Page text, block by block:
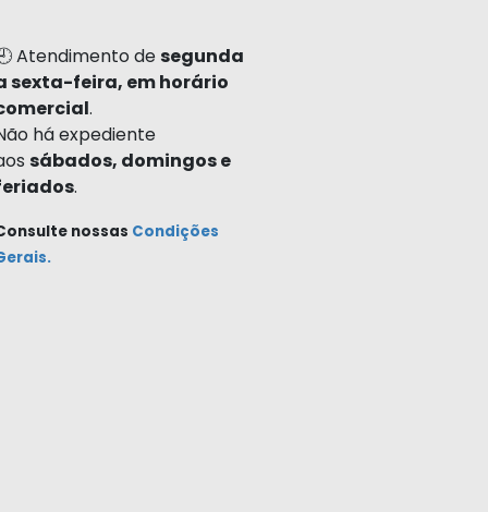
Atendimento desegunda
sexta-feira, em horário
.
há expediente
sábados, domingos e
.
nossas Condições
.